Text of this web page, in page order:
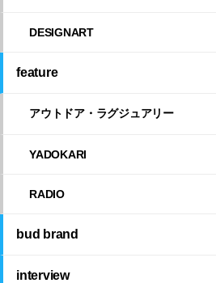
DESIGNART
feature
アウトドア・ラグジュアリー
YADOKARI
RADIO
bud brand
interview